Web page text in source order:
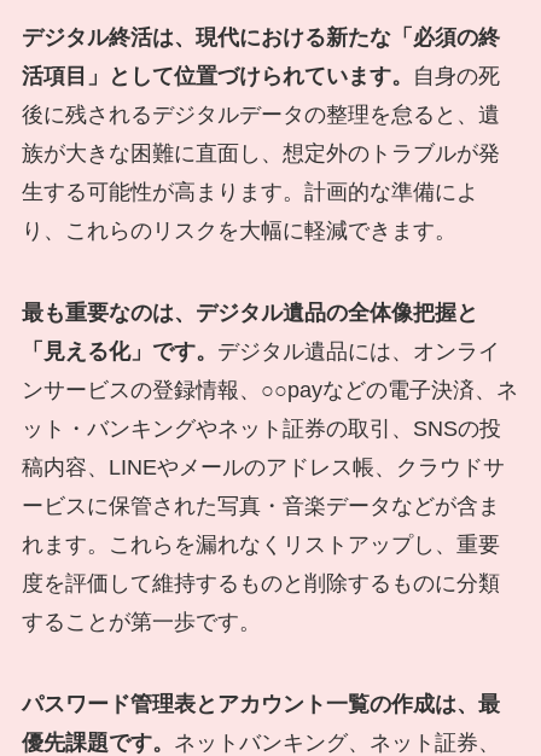
デジタル終活は、現代における新たな「必須の終
活項目」として位置づけられています。
自身の死
後に残されるデジタルデータの整理を怠ると、遺
族が大きな困難に直面し、想定外のトラブルが発
生する可能性が高まります。計画的な準備によ
り、これらのリスクを大幅に軽減できます。
最も重要なのは、デジタル遺品の全体像把握と
「見える化」です。 デジタル遺品には、オンライ
ンサービスの登録情報、○○payなどの電子決済、ネ
ット・バンキングやネット証券の取引、SNSの投
稿内容、LINEやメールのアドレス帳、クラウドサ
ービスに保管された写真・音楽データなどが含ま
れます。これらを漏れなくリストアップし、重要
度を評価して維持するものと削除するものに分類
することが第一歩です。
パスワード管理表とアカウント一覧の作成は、最
優先課題です。 ネットバンキング、ネット証券、